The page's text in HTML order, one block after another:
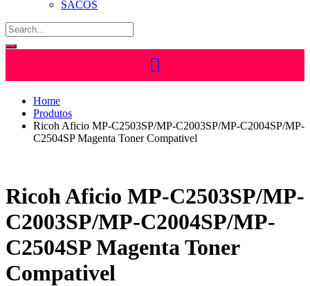
SACOS
Home
Produtos
Ricoh Aficio MP-C2503SP/MP-C2003SP/MP-C2004SP/MP-
C2504SP Magenta Toner Compativel
Ricoh Aficio MP-C2503SP/MP-
C2003SP/MP-C2004SP/MP-
C2504SP Magenta Toner
Compativel